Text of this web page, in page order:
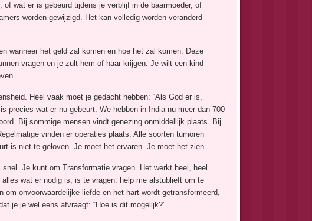
wat er is gebeurd tijdens je verblijf in de baarmoeder, of
worden gewijzigd. Het kan volledig worden veranderd
wanneer het geld zal komen en hoe het zal komen. Deze
vragen en je zult hem of haar krijgen. Je wilt een kind
Heel vaak moet je gedacht hebben: “Als God er is,
precies wat er nu gebeurt. We hebben in India nu meer dan 700
Bij sommige mensen vindt genezing onmiddellijk plaats. Bij
vinden er operaties plaats. Alle soorten tumoren
is niet te geloven. Je moet het ervaren. Je moet het zien.
Je kunt om Transformatie vragen. Het werkt heel, heel
wat er nodig is, is te vragen: help me alstublieft om te
om onvoorwaardelijke liefde en het hart wordt getransformeerd,
je je wel eens afvraagt: “Hoe is dit mogelijk?”